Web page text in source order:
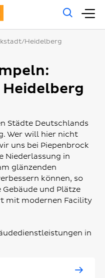
Heidelberg
Städte Deutschlands
Wer will hier nicht
uns bei Piepenbrock
Niederlassung in
glänzenden
können, so
und Plätze
mit modernen Facility
in